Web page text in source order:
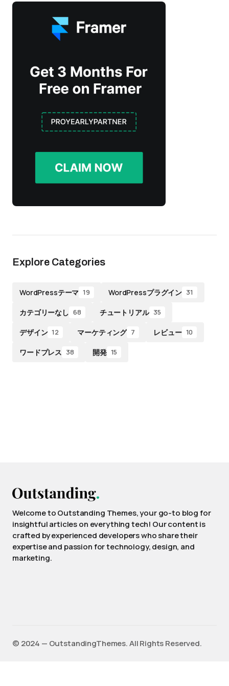
Explore Categories
WordPressテーマ 19 WordPressプラグイン 31
カテゴリーなし 68 チュートリアル 35
デザイン 12 マーケティング 7 レビュー 10
ワードプレス 38 開発 15
Welcome to Outstanding Themes, your go-to blog for
insightful articles on everything tech! Our content is
crafted by experienced developers who share their
expertise and passion for technology, design, and
marketing.
©️ 2024 — OutstandingThemes. All Rights Reserved.